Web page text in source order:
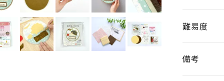
難易度
備考